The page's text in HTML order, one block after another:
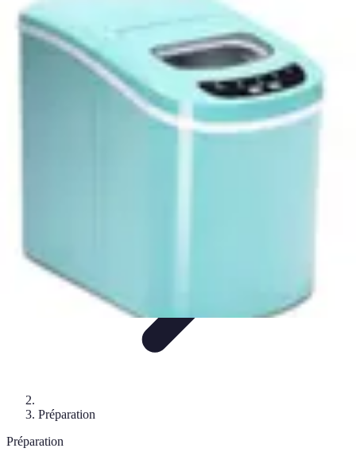
Guide Fruits de Mer
Préparation et Techniques
Astuces et conseils
Recettes et
TechniquesSanté et Nutrition Choix des Fruits de Mer
Guide Fruits de Mer
Préparation
Préparation